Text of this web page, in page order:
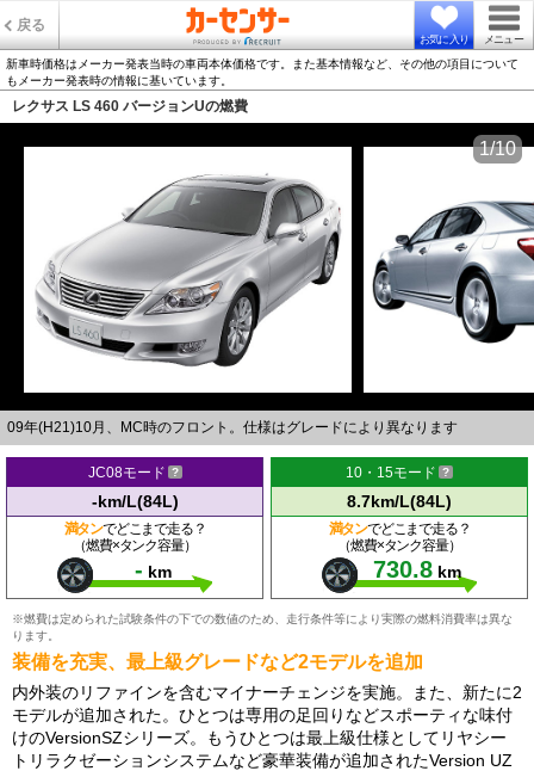
戻る
お気に入り メニュー
新車時価格はメーカー発表当時の車両本体価格です。また基本情報など、その他の項目について
もメーカー発表時の情報に基いています。
レクサス LS 460 バージョンUの燃費
09年(H21)10月、MC時のフロント。仕様はグレードにより異なります
1/10
JC08モード
-km/L(84L)
満タンでどこまで走る？
（燃費×タンク容量）
- km
10・15モード
8.7km/L(84L)
満タンでどこまで走る？
（燃費×タンク容量）
730.8 km
※燃費は定められた試験条件の下での数値のため、走行条件等により実際の燃料消費率は異な
ります。
装備を充実、最上級グレードなど2モデルを追加
内外装のリファインを含むマイナーチェンジを実施。また、新たに2
モデルが追加された。ひとつは専用の足回りなどスポーティな味付
けのVersionSZシリーズ。もうひとつは最上級仕様としてリヤシー
トリラクゼーションシステムなど豪華装備が追加されたVersion UZ